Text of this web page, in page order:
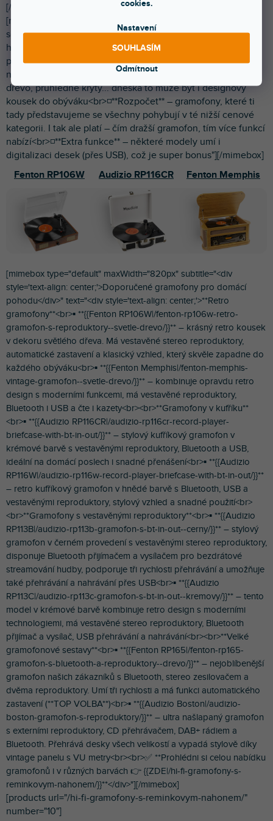
cookies.
Nastavení
Odmítnout
SOUHLASÍM
[/mimebox]
[mimebox type="default" maxWidth="820px" subtitle="Na co
se při výběru zaměřit" text="◽️**Chceš jednoduchost** – pak
hledej model s vestavěným předzesilovačem a možností
připojit ho přímo k **{{aktivním bednám|/aktivni-monitory/}}**
nebo přes Bluetooth<br>◽️**Záleží ti na designu** – retro styl,
dřevo, průhledné kryty... dneska to může být i designový
kousek do obýváku<br>◽️**Rozpočet** – gramofony, které ti
tady představujeme se všechny pohybují v té nižší cenové
kategorii. I tak ale platí – čím dražší gramofon, tím více funkcí
nabízí<br>◽️**Extra funkce** – některé modely umí i
digitalizaci desek (přes USB), což je super bonus"][/mimebox]
Fenton RP106W
Audizio RP116CR Fenton Memphis
[mimebox type="default" maxWidth="820px" subtitle="<div
style='text-align: center;'>Doporučené gramofony pro domácí
pohodu</div>" text="<div style='text-align: center;'>**Retro
gramofony**<br>▪︎ **{{Fenton RP106W|/fenton-rp106w-retro-
gramofon-s-reproduktory--svetle-drevo/}}** – krásný retro kousek
v dekoru světlého dřeva. Má vestavěné stereo reproduktory,
automatické zastavení a klasický vzhled, který skvěle zapadne do
každého obýváku<br>▪︎ **{{Fenton Memphis|/fenton-memphis-
vintage-gramofon--svetle-drevo/}}** – kombinuje opravdu retro
design s moderními funkcemi, má vestavěné reproduktory,
Bluetooth i USB a čte i kazety<br><br>**Gramofony v kufříku**
<br>▪︎ **{{Audizio RP116CR|/audizio-rp116cr-record-player-
briefcase-with-bt-in-out/}}** – stylový kufříkový gramofon v
krémové barvě s vestavěnými reproduktory, Bluetooth a USB,
ideální na domácí poslech i snadné přenášení<br>▪︎ **{{Audizio
RP116W|/audizio-rp116w-record-player-briefcase-with-bt-in-out/}}**
– retro kufříkový gramofon v hnědé barvě s Bluetooth, USB a
vestavěnými reproduktory, stylový vzhled a snadné použití<br>
<br>**Gramofony s vestavěnými reproduktory**<br>▪︎ **{{Audizio
RP113B|/audizio-rp113b-gramofon-s-bt-in-out--cerny/}}** – stylový
gramofon v černém provedení s vestavěnými stereo reproduktory,
disponuje Bluetooth přijímačem a vysílačem pro bezdrátové
streamování hudby, podporuje tři rychlosti přehrávání a umožňuje
také přehrávání a nahrávání přes USB<br>▪︎ **{{Audizio
RP113C|/audizio-rp113c-gramofon-s-bt-in-out--kremovy/}}** – tento
model v krémové barvě kombinuje retro design s moderními
technologiemi, má vestavěné stereo reproduktory, Bluetooth
přijímač a vysílač, USB přehrávání a nahrávání<br><br>**Velké
gramofonové sestavy**<br>▪︎ **{{Fenton RP165|/fenton-rp165-
gramofon-s-bluetooth-a-reproduktory--drevo/}}** – nejoblíbenější
gramofon našich zákazníků s Bluetooth, stereo zesilovačem a
dvěma reproduktory. Umí tři rychlosti a má funkci automatického
zastavení (**TOP VOLBA**)<br>▪︎ **{{Audizio Boston|/audizio-
boston-gramofon-s-reproduktory/}}** – ultra našlapaný gramofon
s externími reproduktory, CD přehrávačem, DAB+ rádiem a
Bluetooth. Přehrává desky všech velikostí a vypadá stylově díky
vintage panelu s VU metry<br><br>✅ **Prohlédni si celou nabídku
gramofonů i v různých barvách 👉 {{ZDE|/hi-fi-gramofony-s-
reminkovym-nahonem/}}**</div>"][/mimebox]
[products url="/hi-fi-gramofony-s-reminkovym-nahonem/"
number="10"]